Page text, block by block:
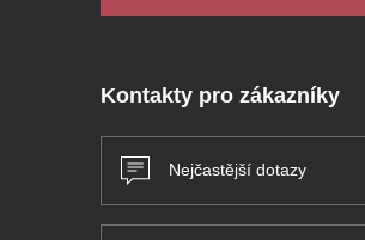
Kontakty pro zákazníky
Nejčastější dotazy